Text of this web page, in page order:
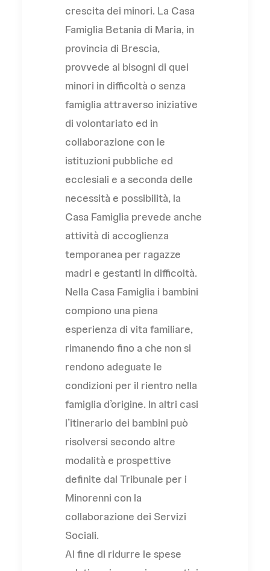
crescita dei minori. La Casa
Famiglia Betania di Maria, in
provincia di Brescia,
provvede ai bisogni di quei
minori in difficoltà o senza
famiglia attraverso iniziative
di volontariato ed in
collaborazione con le
istituzioni pubbliche ed
ecclesiali e a seconda delle
necessità e possibilità, la
Casa Famiglia prevede anche
attività di accoglienza
temporanea per ragazze
madri e gestanti in difficoltà.
Nella Casa Famiglia i bambini
compiono una piena
esperienza di vita familiare,
rimanendo fino a che non si
rendono adeguate le
condizioni per il rientro nella
famiglia d’origine. In altri casi
l’itinerario dei bambini può
risolversi secondo altre
modalità e prospettive
definite dal Tribunale per i
Minorenni con la
collaborazione dei Servizi
Sociali.
Al fine di ridurre le spese